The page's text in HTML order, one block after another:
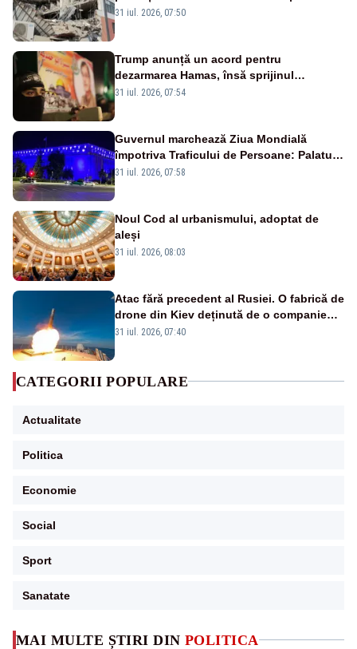
MAI MULTE ȘTIRI DIN POLITICA
31 iul. 2026, 07:50
Trump anunță un acord pentru
dezarmarea Hamas, însă sprijinul
Israelului rămâne incert
31 iul. 2026, 07:54
Guvernul marchează Ziua Mondială
împotriva Traficului de Persoane: Palatul
Victoria, iluminat în albastru
31 iul. 2026, 07:58
Noul Cod al urbanismului, adoptat de
aleși
31 iul. 2026, 08:03
Atac fără precedent al Rusiei. O fabrică de
drone din Kiev deținută de o companie
americană, distrusă de o rachetă
31 iul. 2026, 07:40
CATEGORII POPULARE
Actualitate
Politica
Economie
Social
Sport
Sanatate